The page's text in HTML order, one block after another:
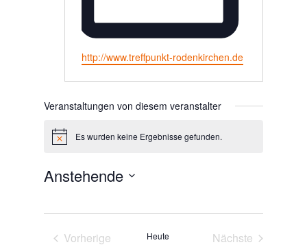
Webseite
http://www.treffpunkt-rodenkirchen.de
Veranstaltungen von diesem veranstalter
HinweisEs wurden keine Ergebnisse gefunden.
Anstehende
Vorherige
Heute
Nächste